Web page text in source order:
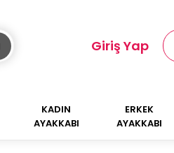
Giriş Yap
KADIN
AYAKKABI
ERKEK
AYAKKABI